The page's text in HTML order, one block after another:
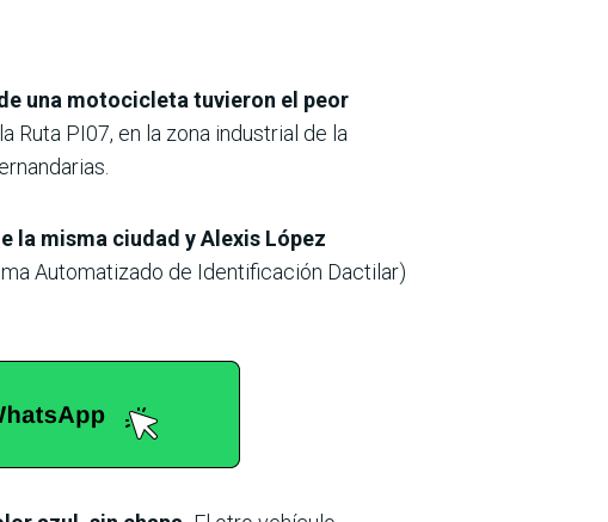
una motocicleta tuvieron el peor
Ruta PI07, en la zona industrial de la
la misma ciudad y Alexis López
Automatizado de Identificación Dactilar)